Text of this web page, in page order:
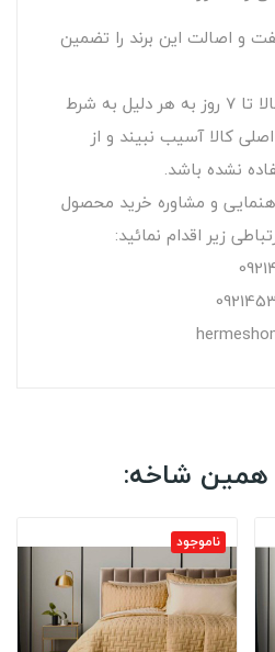
و اصالت این برند را تضمین
ضمانت مرجوعی کالا تا 7 روز به هر دلیل به شرط
کالا آسیب نبیند و از
نشده باشد.
و مشاوره خرید محصول
زیر اقدام نمائید:
ناموجود